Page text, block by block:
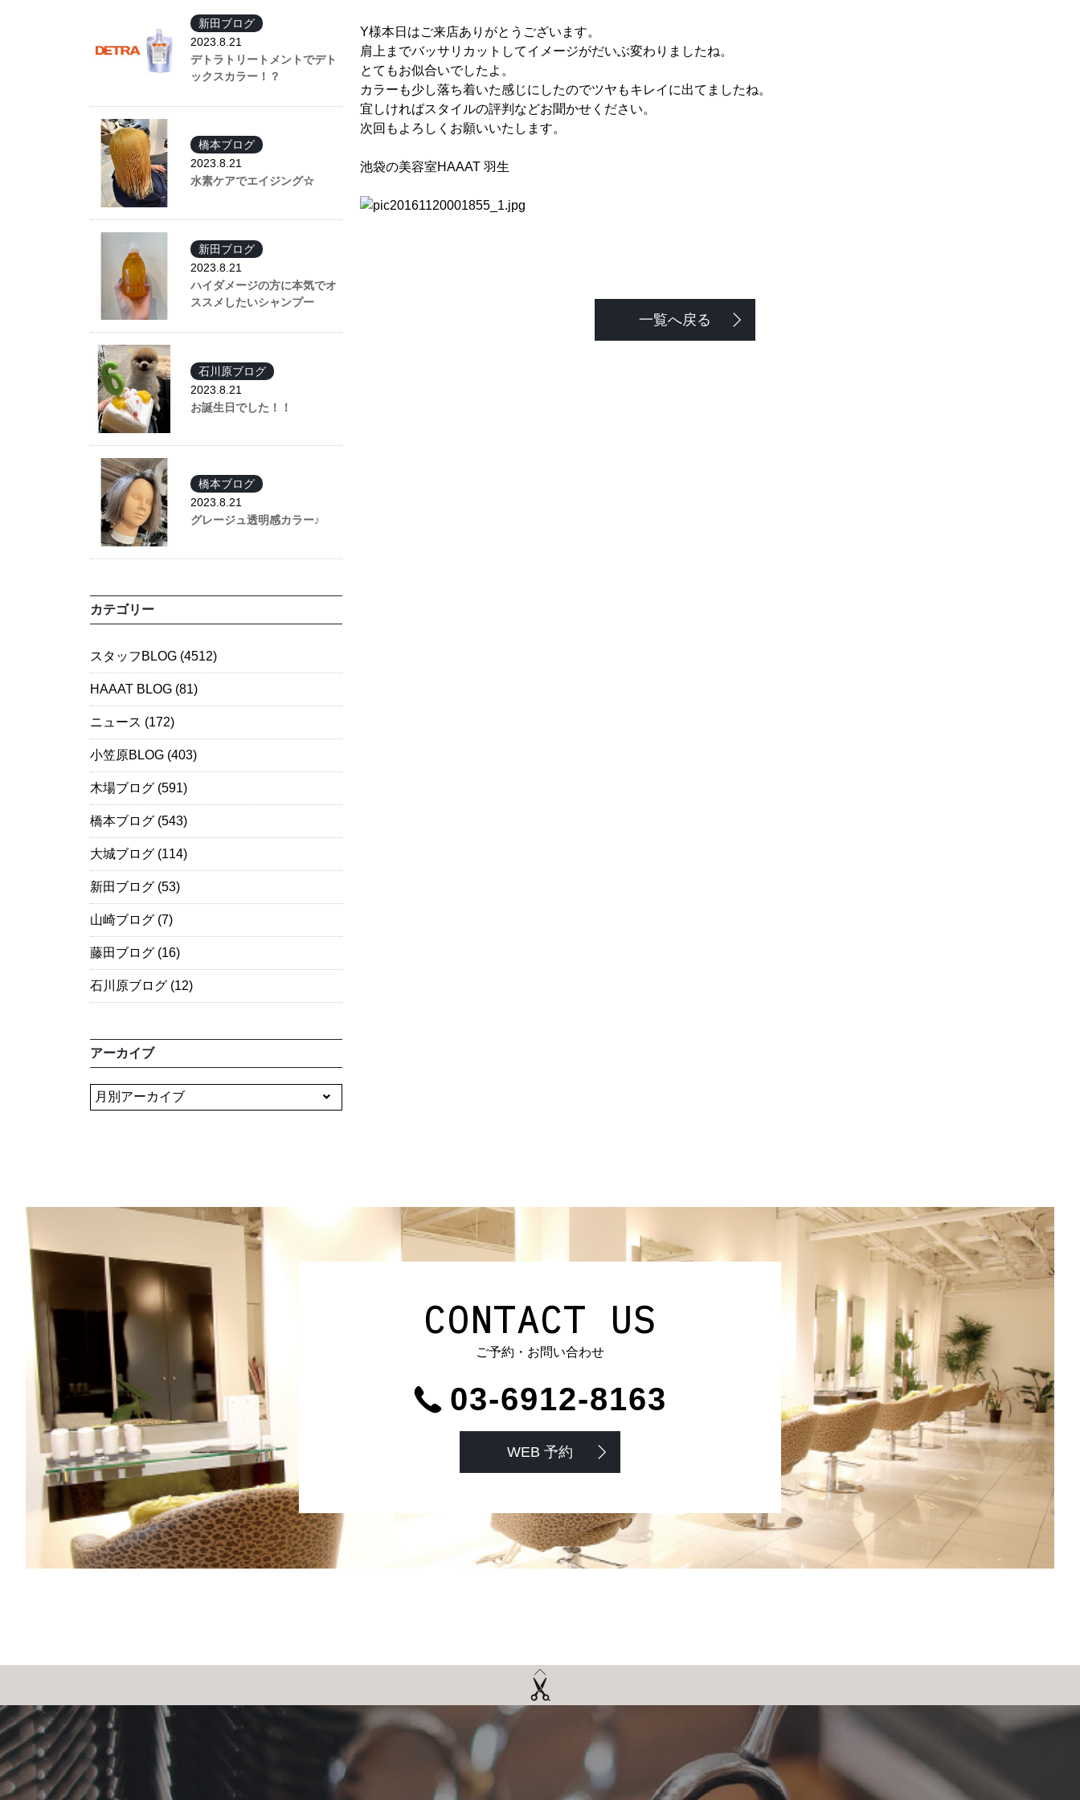
Y様本日はご来店ありがとうございます。
肩上までバッサリカットしてイメージがだいぶ変わりましたね。
とてもお似合いでしたよ。
カラーも少し落ち着いた感じにしたのでツヤもキレイに出てましたね。
宜しければスタイルの評判などお聞かせください。
次回もよろしくお願いいたします。
池袋の美容室HAAAT 羽生
一覧へ戻る
新田ブログ
2023.8.21
デトラトリートメントでデト
ックスカラー！？
橋本ブログ
2023.8.21
水素ケアでエイジング☆
新田ブログ
2023.8.21
ハイダメージの方に本気でオ
ススメしたいシャンプー
石川原ブログ
2023.8.21
お誕生日でした！！
橋本ブログ
2023.8.21
グレージュ透明感カラー♪
カテゴリー
スタッフBLOG (4512)
HAAAT BLOG (81)
ニュース (172)
小笠原BLOG (403)
木場ブログ (591)
橋本ブログ (543)
大城ブログ (114)
新田ブログ (53)
山崎ブログ (7)
藤田ブログ (16)
石川原ブログ (12)
アーカイブ
CONTACT US
ご予約・お問い合わせ
03-6912-8163
WEB 予約